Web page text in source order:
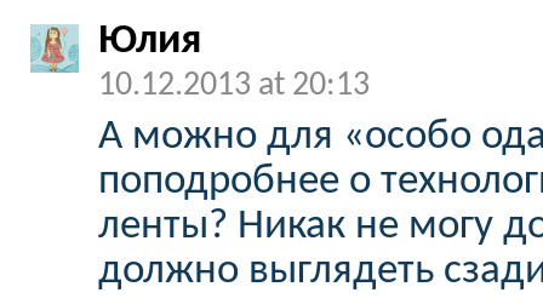
Юлия
10.12.2013 at 20:13
А можно для «особо
поподробнее о
ленты? Никак не могу
должно выглядеть